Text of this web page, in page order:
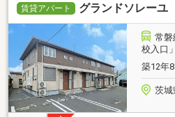
賃貸アパート グランドソレーユ
常磐
校入口
築12年
茨城